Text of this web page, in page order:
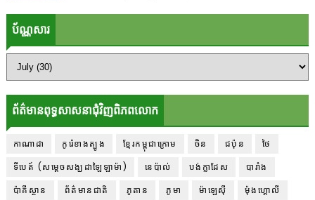
ប័ណ្ណសារ
ព័ត៌មានពុទ្ធសាសនាជុំវិញពិភពលោក
កាណាដា កូរ៉េខាងត្បូង ខ្មែរកម្ពុជាក្រោម ចិន ជប៉ុន
ថៃ
ទីបេត៍ (សម្ដេចសង្ឃដាឡៃឡាម៉ា)
នេប៉ាល់ បង់ក្លាដែស
បារាំង
ប៉ាគីស្ថាន
ព័ត៌មានជាតិ ភូតាន ភូមា ម៉ាឡេស៊ី
ម៉ុងហ្គោលី